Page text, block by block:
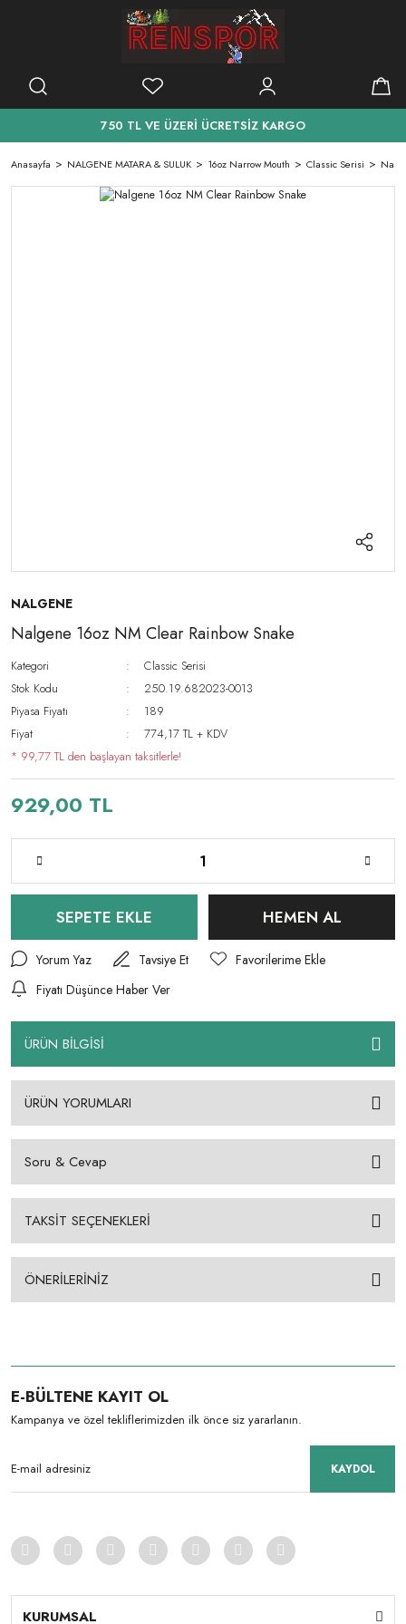
750 TL VE ÜZERİ ÜCRETSİZ KARGO
Anasayfa NALGENE MATARA & SULUK 16oz Narrow Mouth Classic Serisi
NALGENE
Nalgene 16oz NM Clear Rainbow Snake
Kategori
Classic Serisi
Stok Kodu
250.19.682023-0013
Piyasa Fiyatı
189
Fiyat
774,17 TL + KDV
* 99,77 TL den başlayan taksitlerle!
929,00 TL
SEPETE EKLE HEMEN AL
Yorum Yaz
Tavsiye Et
Fiyatı Düşünce Haber Ver
ÜRÜN BİLGİSİ
ÜRÜN YORUMLARI
Soru & Cevap
TAKSİT SEÇENEKLERİ
ÖNERİLERİNİZ
E-BÜLTENE KAYIT OL
Kampanya ve özel tekliflerimizden ilk önce siz yararlanın.
KAYDOL
KURUMSAL